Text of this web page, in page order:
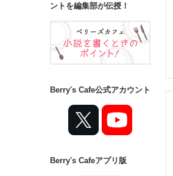
ントを編集部が伝授！
Berry's Cafe公式アカウント
Berry's Cafeアプリ版